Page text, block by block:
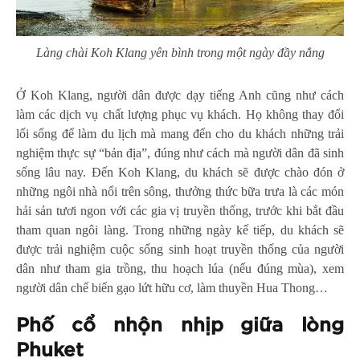
Làng chài Koh Klang yên bình trong một ngày đầy nắng
Ở Koh Klang, người dân được dạy tiếng Anh cũng như cách
làm các dịch vụ chất lượng phục vụ khách. Họ không thay đổi
lối sống để làm du lịch mà mang đến cho du khách những trải
nghiệm thực sự “bản địa”, đúng như cách mà người dân đã sinh
sống lâu nay. Đến Koh Klang, du khách sẽ được chào đón ở
những ngôi nhà nổi trên sông, thưởng thức bữa trưa là các món
hải sản tươi ngon với các gia vị truyền thống, trước khi bắt đầu
tham quan ngôi làng. Trong những ngày kế tiếp, du khách sẽ
được trải nghiệm cuộc sống sinh hoạt truyền thống của người
dân như tham gia trồng, thu hoạch lúa (nếu đúng mùa), xem
người dân chế biến gạo lứt hữu cơ, làm thuyền Hua Thong…
Phố cổ nhộn nhịp giữa lòng
Phuket